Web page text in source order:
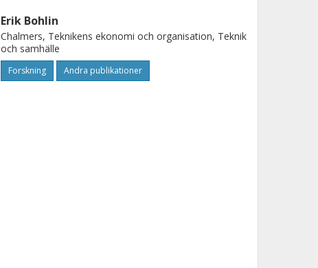
Erik Bohlin
Chalmers, Teknikens ekonomi och organisation, Teknik
och samhälle
Forskning Andra publikationer